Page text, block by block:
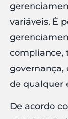
variáveis. É
compliance,
governança,
de qualquer
De acordo